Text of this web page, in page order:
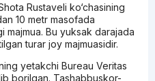
Rustaveli ko‘chasining
10 metr masofada
majmua. Bu yuksak darajada
turar joy majmuasidir.
yetakchi Bureau Veritas
borilgan. Tashabbuskor-